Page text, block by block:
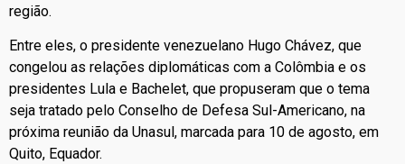
região.
Entre eles, o presidente venezuelano Hugo Chávez, que
congelou as relações diplomáticas com a Colômbia e os
presidentes Lula e Bachelet, que propuseram que o tema
seja tratado pelo Conselho de Defesa Sul-Americano, na
próxima reunião da Unasul, marcada para 10 de agosto, em
Quito, Equador.